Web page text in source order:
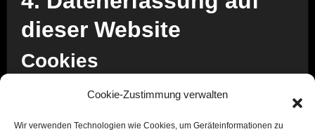
Cookie-Zustimmung verwalten
Wir verwenden Technologien wie Cookies, um Geräteinformationen zu
dieser Website
Cookies
richten auf Ihrem Endgerät keinen Schaden an. Sie